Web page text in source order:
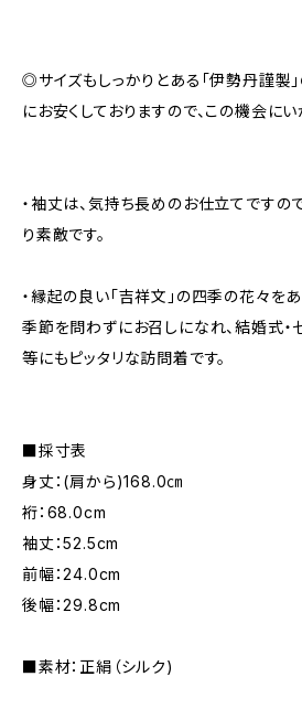
◎サイズもしっかりとある「伊勢丹謹製」
にお安くしておりますので、この機会にい
・袖丈は、気持ち長めのお仕立てですの
り素敵です。
・縁起の良い「吉祥文」の四季の花々を
季節を問わずにお召しになれ、結婚式・
等にもピッタリな訪問着です。
■採寸表
身丈：(肩から)168.0㎝
裄：68.0cm
袖丈：52.5cm
前幅：24.0cm
後幅：29.8cm
■素材：正絹（シルク)